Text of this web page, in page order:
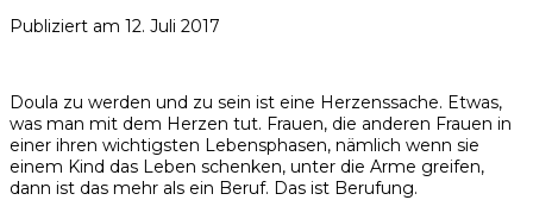
Publiziert am 12. Juli 2017
Doula zu werden und zu sein ist eine Herzenssache. Etwas,
was man mit dem Herzen tut. Frauen, die anderen Frauen in
einer ihren wichtigsten Lebensphasen, nämlich wenn sie
einem Kind das Leben schenken, unter die Arme greifen,
dann ist das mehr als ein Beruf. Das ist Berufung.